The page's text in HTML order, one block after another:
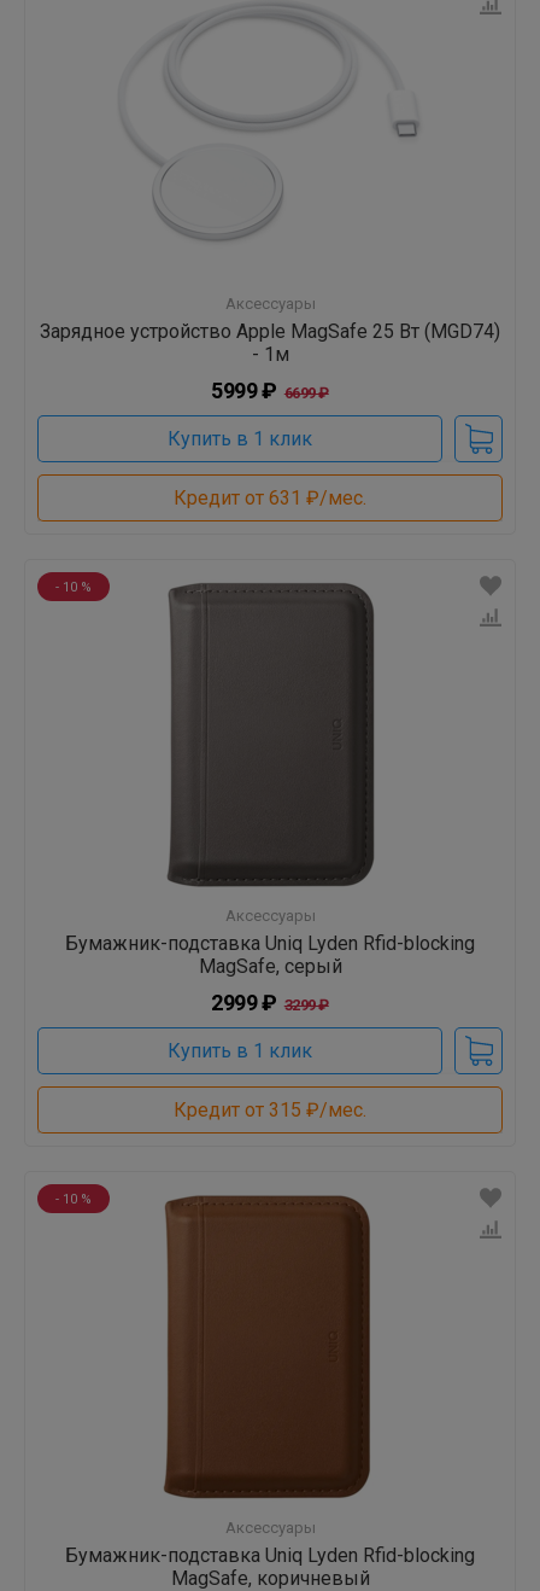
Аксессуары
Зарядное устройство Apple MagSafe 25 Вт (MGD74)
- 1м
5999 ₽ 6699 ₽
Купить в 1 клик
Кредит от 631 ₽/мес.
- 10 %
Аксессуары
Бумажник-подставка Uniq Lyden Rfid-blocking
MagSafe, серый
2999 ₽ 3299 ₽
Купить в 1 клик
Кредит от 315 ₽/мес.
- 10 %
Аксессуары
Бумажник-подставка Uniq Lyden Rfid-blocking
MagSafe, коричневый